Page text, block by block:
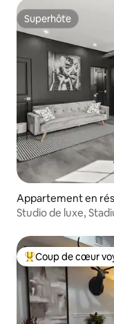
Superhôte
Superhôte
Appartement en
Studio de luxe,
Coups de cœur
Coup de cœur